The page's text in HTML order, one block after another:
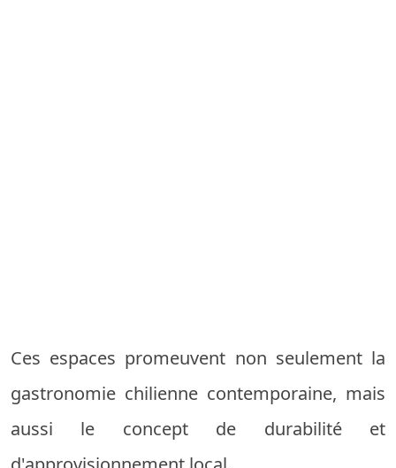
Ces espaces promeuvent non seulement la
gastronomie chilienne contemporaine, mais
aussi le concept de durabilité et